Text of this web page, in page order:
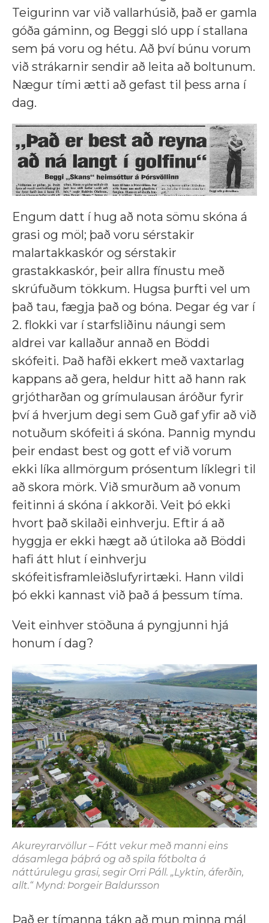
Teigurinn var við vallarhúsið, það er gamla
góða gáminn, og Beggi sló upp í stallana
sem þá voru og hétu. Að því búnu vorum
við strákarnir sendir að leita að boltunum.
Nægur tími ætti að gefast til þess arna í
dag.
Engum datt í hug að nota sömu skóna á
grasi og möl; það voru sérstakir
malartakkaskór og sérstakir
grastakkaskór, þeir allra fínustu með
skrúfuðum tökkum. Hugsa þurfti vel um
það tau, fægja það og bóna. Þegar ég var í
2. flokki var í starfsliðinu náungi sem
aldrei var kallaður annað en Böddi
skófeiti. Það hafði ekkert með vaxtarlag
kappans að gera, heldur hitt að hann rak
grjótharðan og grímulausan áróður fyrir
því á hverjum degi sem Guð gaf yfir að við
notuðum skófeiti á skóna. Þannig myndu
þeir endast best og gott ef við vorum
ekki líka allmörgum prósentum líklegri til
að skora mörk. Við smurðum að vonum
feitinni á skóna í akkorði. Veit þó ekki
hvort það skilaði einhverju. Eftir á að
hyggja er ekki hægt að útiloka að Böddi
hafi átt hlut í einhverju
skófeitisframleiðslufyrirtæki. Hann vildi
þó ekki kannast við það á þessum tíma.
Veit einhver stöðuna á pyngjunni hjá
honum í dag?
Akureyrarvöllur – Fátt vekur með manni eins
dásamlega þáþrá og að spila fótbolta á
náttúrulegu grasi, segir Orri Páll. „Lyktin, áferðin,
allt.“ Mynd: Þorgeir Baldursson
Það er tímanna tákn að mun minna mál